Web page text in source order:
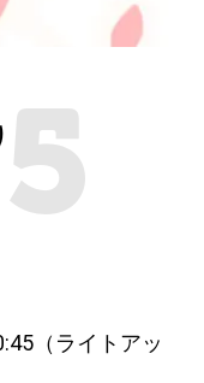
（ライトアッ